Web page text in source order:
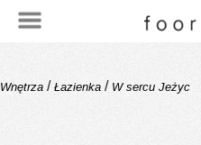
Wnętrza / Łazienka / W sercu Jeżyc